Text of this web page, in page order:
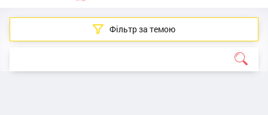
Фільтр за темою